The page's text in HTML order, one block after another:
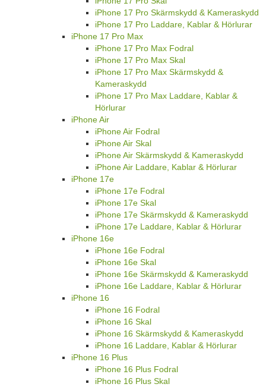
iPhone 17 Pro Skärmskydd & Kameraskydd
iPhone 17 Pro Laddare, Kablar & Hörlurar
iPhone 17 Pro Max
iPhone 17 Pro Max Fodral
iPhone 17 Pro Max Skal
iPhone 17 Pro Max Skärmskydd &
Kameraskydd
iPhone 17 Pro Max Laddare, Kablar &
Hörlurar
iPhone Air
iPhone Air Fodral
iPhone Air Skal
iPhone Air Skärmskydd & Kameraskydd
iPhone Air Laddare, Kablar & Hörlurar
iPhone 17e
iPhone 17e Fodral
iPhone 17e Skal
iPhone 17e Skärmskydd & Kameraskydd
iPhone 17e Laddare, Kablar & Hörlurar
iPhone 16e
iPhone 16e Fodral
iPhone 16e Skal
iPhone 16e Skärmskydd & Kameraskydd
iPhone 16e Laddare, Kablar & Hörlurar
iPhone 16
iPhone 16 Fodral
iPhone 16 Skal
iPhone 16 Skärmskydd & Kameraskydd
iPhone 16 Laddare, Kablar & Hörlurar
iPhone 16 Plus
iPhone 16 Plus Fodral
iPhone 16 Plus Skal